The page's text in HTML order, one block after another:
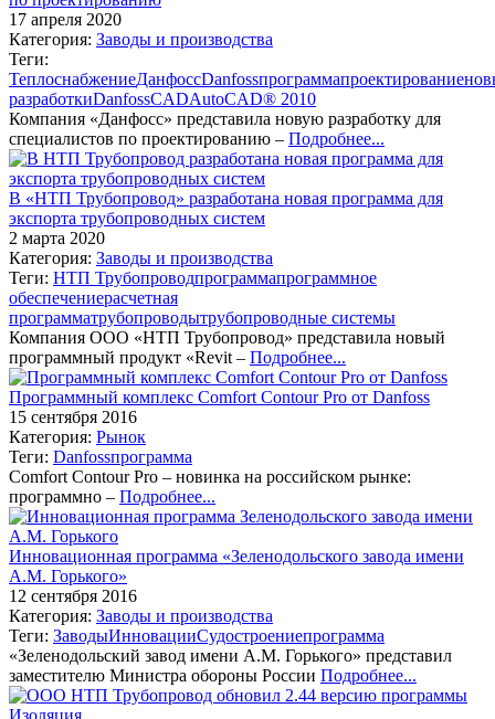
17 апреля 2020
Категория: Заводы и производства
Теги:
ТеплоснабжениеДанфоссDanfossпрограммапроектирование
разработкиDanfossCADAutoCAD® 2010
Компания «Данфосс» представила новую разработку для
специалистов по проектированию – Подробнее...
В «НТП Трубопровод» разработана новая программа для
экспорта трубопроводных систем
2 марта 2020
Категория: Заводы и производства
Теги: НТП Трубопроводпрограммапрограммное
обеспечениерасчетная
программатрубопроводытрубопроводные системы
Компания ООО «НТП Трубопровод» представила новый
программный продукт «Revit – Подробнее...
Программный комплекс Comfort Contour Pro от Danfoss
15 сентября 2016
Категория: Рынок
Теги: Danfossпрограмма
Comfort Contour Pro – новинка на российском рынке:
программно – Подробнее...
Инновационная программа «Зеленодольского завода имени
А.М. Горького»
12 сентября 2016
Категория: Заводы и производства
Теги: ЗаводыИнновацииСудостроениепрограмма
«Зеленодольский завод имени А.М. Горького» представил
заместителю Министра обороны России Подробнее...